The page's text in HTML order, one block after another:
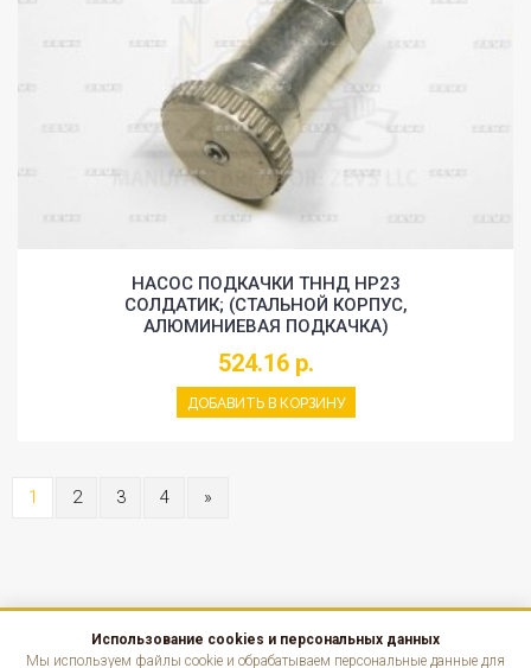
НАСОС ПОДКАЧКИ ТННД HP23
СОЛДАТИК; (СТАЛЬНОЙ КОРПУС,
АЛЮМИНИЕВАЯ ПОДКАЧКА)
524.16 р.
ДОБАВИТЬ В КОРЗИНУ
1 2 3 4 »
КАТАЛОГ
Использование cookies и персональных данных
Мы используем файлы cookie и обрабатываем персональные данные для